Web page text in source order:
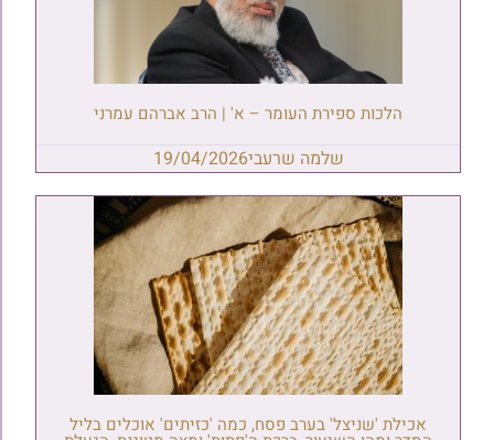
הלכות ספירת העומר – א' | הרב אברהם עמרני
שלמה שרעבי19/04/2026
אכילת 'שניצל' בערב פסח, כמה 'כזיתים' אוכלים בליל